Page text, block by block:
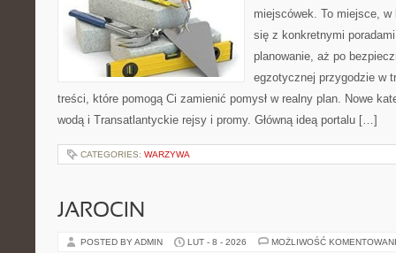
miejscówek. To miejsce,
się z konkretnymi
planowanie, aż po
egzotycznej przygodzie w
treści, które pomogą Ci zamienić pomysł w realny plan. Nowe
wodą i Transatlantyckie rejsy i promy. Główną ideą portalu […]
CATEGORIES: WARZYWA
JAROCIN
POSTED BY ADMIN LUT - 8 - 2026 MOŻLIWOŚĆ